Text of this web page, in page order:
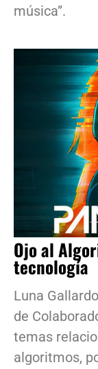
música”.
Ojo al
tecnología
Luna
de
temas
algoritmos,